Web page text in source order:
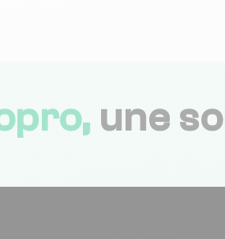
une